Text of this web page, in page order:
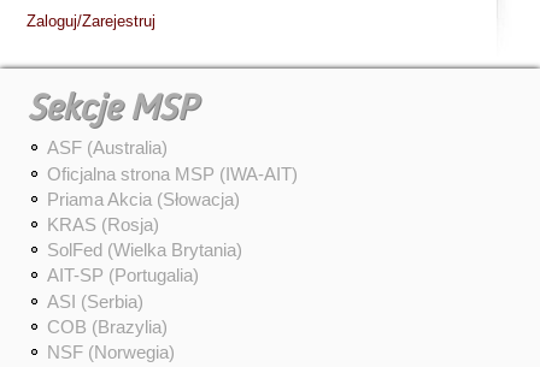
Zaloguj/Zarejestruj
Sekcje MSP
ASF (Australia)
Oficjalna strona MSP (IWA-AIT)
Priama Akcia (Słowacja)
KRAS (Rosja)
SolFed (Wielka Brytania)
AIT-SP (Portugalia)
ASI (Serbia)
COB (Brazylia)
NSF (Norwegia)